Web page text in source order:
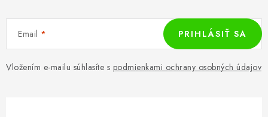
Email
Vložením e-mailu súhlasíte s podmienkami ochrany osobných údajov
PRIHLÁSIŤ SA